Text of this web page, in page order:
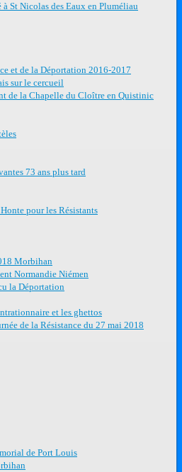
St Nicolas des Eaux en Pluméliau
et de la Déportation 2016-2017
sur le cercueil
de la Chapelle du Cloître en Quistinic
73 ans plus tard
pour les Résistants
Morbihan
Normandie Niémen
la Déportation
et les ghettos
de la Résistance du 27 mai 2018
de Port Louis